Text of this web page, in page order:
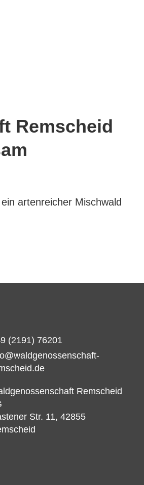
Remscheid
artenreicher Mischwald
(2191) 76201
Remscheid
Str. 11, 42855